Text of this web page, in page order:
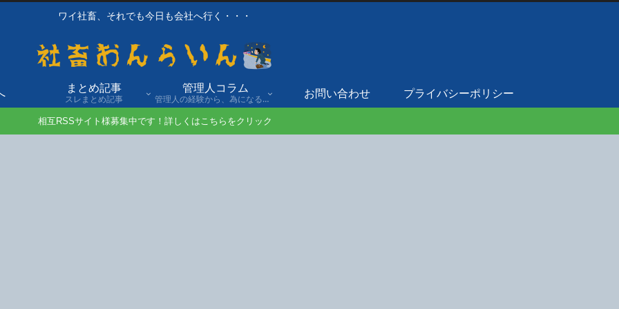
ワイ社畜、それでも今日も会社へ行く・・・
まとめ記事
スレまとめ記事
管理人コラム
管理人の経験から、為になる話や自身の経験談を発信。
お問い合わせ プライバシーポリシー
相互RSSサイト様募集中です！詳しくはこちらをクリック